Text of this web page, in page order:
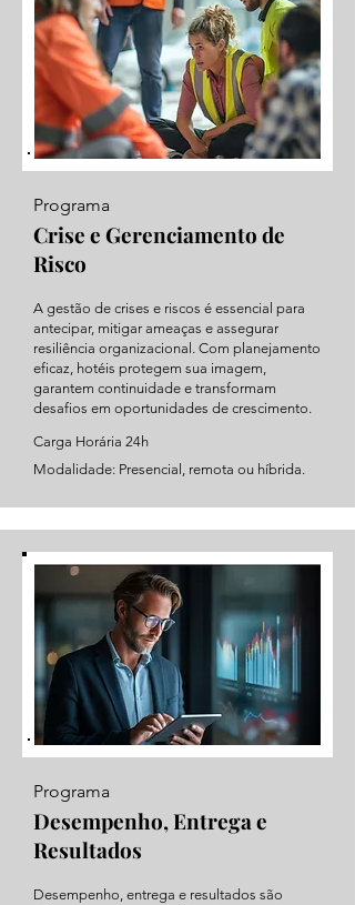
Programa
Crise e Gerenciamento de
Risco
A gestão de crises e riscos é essencial para
antecipar, mitigar ameaças e assegurar
resiliência organizacional. Com planejamento
eficaz, hotéis protegem sua imagem,
garantem continuidade e transformam
desafios em oportunidades de crescimento.
Carga Horária 24h
Modalidade: Presencial, remota ou híbrida.
Programa
Desempenho, Entrega e
Resultados
Desempenho, entrega e resultados são